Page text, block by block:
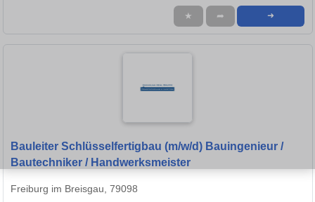
★ ➦ ➜
Bauleiter Schlüsselfertigbau (m/w/d) Bauingenieur /
Bautechniker / Handwerksmeister
Freiburg im Breisgau, 79098